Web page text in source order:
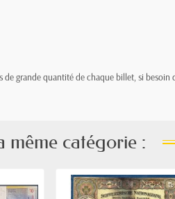
grande quantité de chaque billet, si
même catégorie :